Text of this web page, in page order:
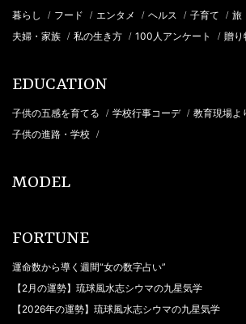
暮らし / フード / エンタメ / ヘルス / 子育て / 旅
夫婦・家族 / 私の生き方 / 100人アンケート / 贈り
EDUCATION
子供の五感を育てる / 学校行事コーデ / 教育現場よ
子供の進路・学校 /
MODEL
FORTUNE
運命数から導く週間“女の数字占い”
【2月の運勢】琉球風水志シウマの九星気学
【2026年の運勢】琉球風水志シウマの九星気学